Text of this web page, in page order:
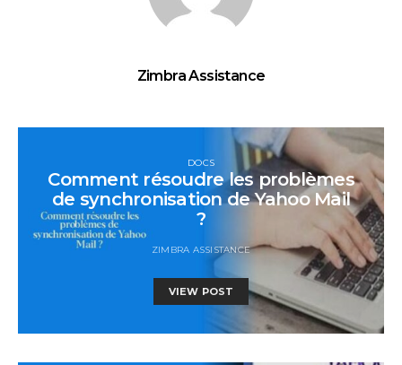
Zimbra Assistance
DOCS
Comment résoudre les problèmes
de synchronisation de Yahoo Mail
?
ZIMBRA ASSISTANCE
VIEW POST